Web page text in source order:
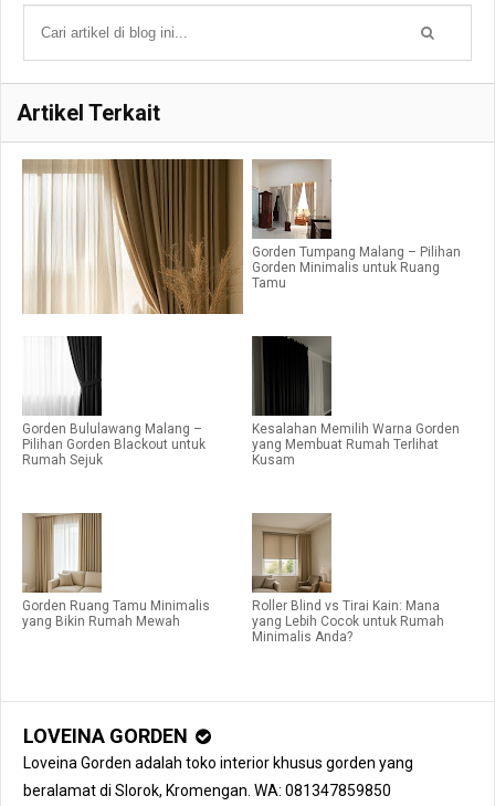
Artikel Terkait
Gorden Tumpang Malang – Pilihan
Gorden Minimalis untuk Ruang
Tamu
Gorden Bululawang Malang –
Pilihan Gorden Blackout untuk
Rumah Sejuk
Kesalahan Memilih Warna Gorden
yang Membuat Rumah Terlihat
Kusam
Gorden Ruang Tamu Minimalis
yang Bikin Rumah Mewah
Roller Blind vs Tirai Kain: Mana
yang Lebih Cocok untuk Rumah
Minimalis Anda?
LOVEINA GORDEN
Loveina Gorden adalah toko interior khusus gorden yang
beralamat di Slorok, Kromengan. WA: 081347859850